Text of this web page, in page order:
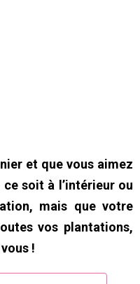
et que vous aimez
soit à l’intérieur ou
mais que votre
vos plantations,
!